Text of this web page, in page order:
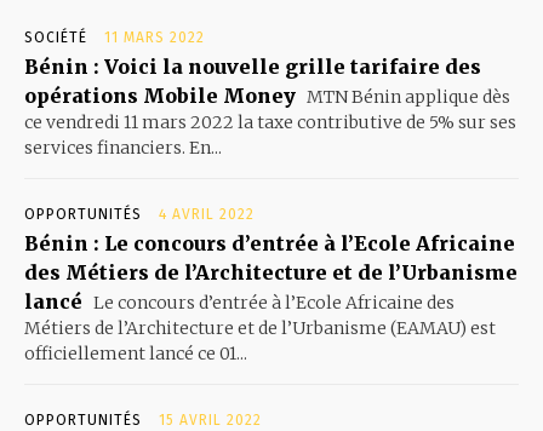
SOCIÉTÉ 11 MARS 2022
Bénin : Voici la nouvelle grille tarifaire des
opérations Mobile Money MTN Bénin applique dès
ce vendredi 11 mars 2022 la taxe contributive de 5% sur ses
services financiers. En...
OPPORTUNITÉS 4 AVRIL 2022
Bénin : Le concours d’entrée à l’Ecole Africaine
des Métiers de l’Architecture et de l’Urbanisme
lancé Le concours d’entrée à l’Ecole Africaine des
Métiers de l’Architecture et de l’Urbanisme (EAMAU) est
officiellement lancé ce 01...
OPPORTUNITÉS 15 AVRIL 2022